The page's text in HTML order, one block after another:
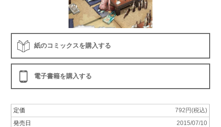
紙のコミックスを購入する
電子書籍を購入する
定価
792円(税込)
発売日
2015/07/10